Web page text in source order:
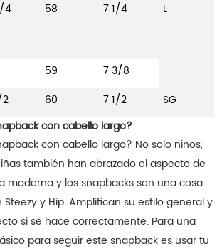
4 58 7 1/4 L
59
7 3/8
60 7 1/2
SG
con cabello largo?
con cabello largo? No solo niños,
también han abrazado el aspecto de
moderna y los snapbacks son una cosa.
Steezy y Hip. Amplifican su estilo general y
si se hace correctamente. Para una
para seguir este snapback es usar tu